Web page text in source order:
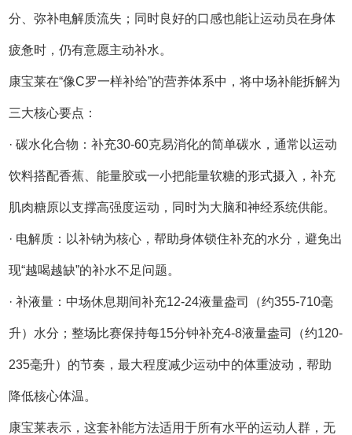
分、弥补电解质流失；同时良好的口感也能让运动员在身体
疲惫时，仍有意愿主动补水。
康宝莱在“像C罗一样补给”的营养体系中，将中场补能拆解为
三大核心要点：
· 碳水化合物：补充30-60克易消化的简单碳水，通常以运动
饮料搭配香蕉、能量胶或一小把能量软糖的形式摄入，补充
肌肉糖原以支撑高强度运动，同时为大脑和神经系统供能。
· 电解质：以补钠为核心，帮助身体锁住补充的水分，避免出
现“越喝越缺”的补水不足问题。
· 补液量：中场休息期间补充12-24液量盎司（约355-710毫
升）水分；整场比赛保持每15分钟补充4-8液量盎司（约120-
235毫升）的节奏，最大程度减少运动中的体重波动，帮助
降低核心体温。
康宝莱表示，这套补能方法适用于所有水平的运动人群，无